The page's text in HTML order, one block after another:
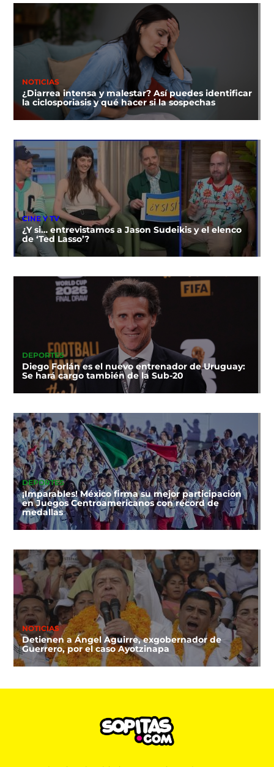
NOTICIAS
¿Diarrea intensa y malestar? Así puedes identificar
la ciclosporiasis y qué hacer si la sospechas
CINE Y TV
¿Y si… entrevistamos a Jason Sudeikis y el elenco
de ‘Ted Lasso’?
DEPORTES
Diego Forlán es el nuevo entrenador de Uruguay:
Se hará cargo también de la Sub-20
DEPORTES
¡Imparables! México firma su mejor participación
en Juegos Centroamericanos con récord de
medallas
NOTICIAS
Detienen a Ángel Aguirre, exgobernador de
Guerrero, por el caso Ayotzinapa